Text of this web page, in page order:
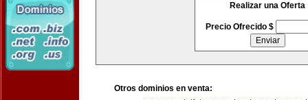
Realizar una Oferta
Precio Ofrecido $
Otros dominios en venta: